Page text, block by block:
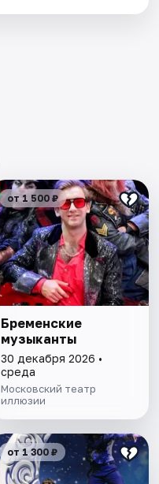
от 1 500 ₽
Бременские
музыканты
30 декабря 2026 •
среда
Московский театр
иллюзии
от 1 300 ₽